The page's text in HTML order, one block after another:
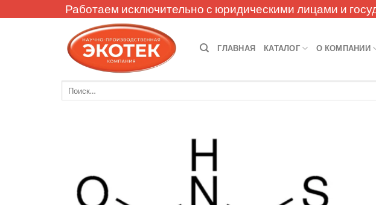
to
Работаем исключительно с юридическими лицами и
ГЛАВНАЯ КАТАЛОГ О КОМПАНИИ